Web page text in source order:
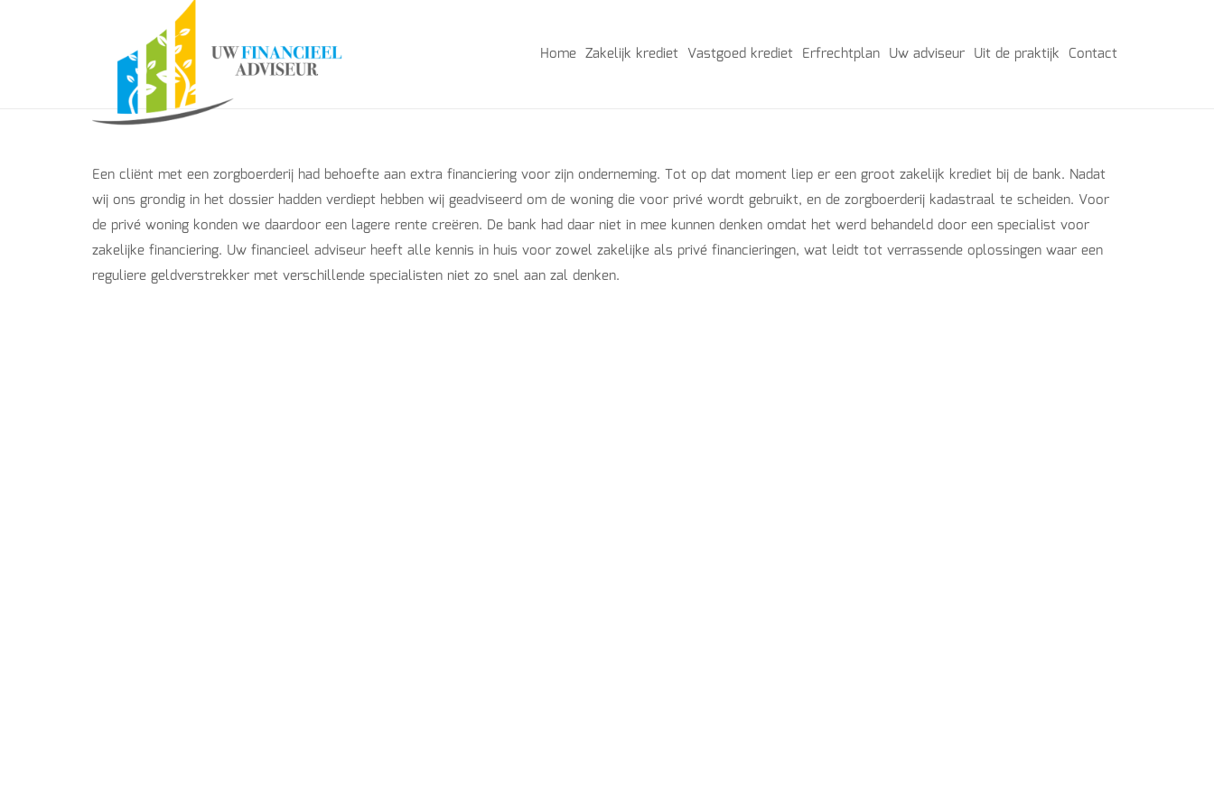
Home Zakelijk krediet Vastgoed krediet Erfrechtplan Uw adviseur Uit de praktijk Contact
Een cliënt met een zorgboerderij had behoefte aan extra financiering voor zijn onderneming. Tot op dat moment liep er een groot zakelijk krediet bij de bank. Nadat
wij ons grondig in het dossier hadden verdiept hebben wij geadviseerd om de woning die voor privé wordt gebruikt, en de zorgboerderij kadastraal te scheiden. Voor
de privé woning konden we daardoor een lagere rente creëren. De bank had daar niet in mee kunnen denken omdat het werd behandeld door een specialist voor
zakelijke financiering. Uw financieel adviseur heeft alle kennis in huis voor zowel zakelijke als privé financieringen, wat leidt tot verrassende oplossingen waar een
reguliere geldverstrekker met verschillende specialisten niet zo snel aan zal denken.